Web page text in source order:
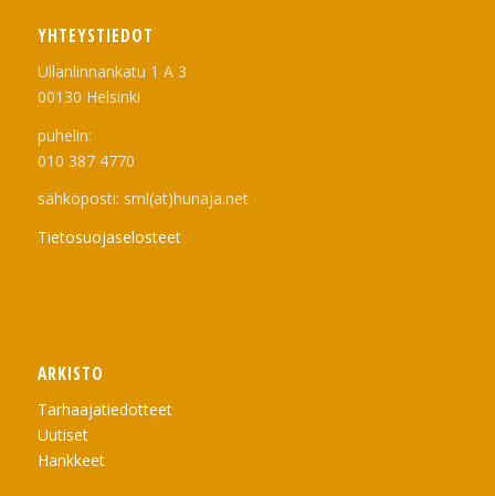
YHTEYSTIEDOT
Ullanlinnankatu 1 A 3
00130 Helsinki
puhelin:
010 387 4770
sähköposti: sml(at)hunaja.net
Tietosuojaselosteet
ARKISTO
Tarhaajatiedotteet
Uutiset
Hankkeet